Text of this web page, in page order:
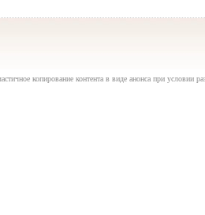
копирование контента в виде анонса при условии